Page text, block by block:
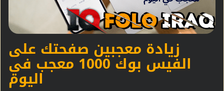
زيادة معجبين صفحتك على
الفيس بوك 1000 معجب في
اليوم